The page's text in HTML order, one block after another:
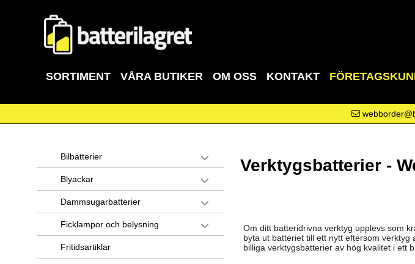
SORTIMENT VÅRA BUTIKER OM OSS KONTAKT
Bilbatterier
Blyackar
Dammsugarbatterier
Ficklampor och belysning
Fritidsartiklar
Verktygsbatterier -
Om ditt batteridrivna verktyg upplevs som
byta ut batteriet till ett nytt eftersom
billiga verktygsbatterier av hög kvalitet i ett